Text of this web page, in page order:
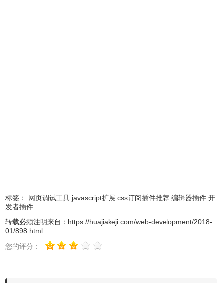
标签： 网页调试工具 javascript扩展 css订阅插件推荐 编辑器插件 开
发者插件
转载必须注明来自： https://huajiakeji.com/web-development/2018-
01/898.html
您的评分：